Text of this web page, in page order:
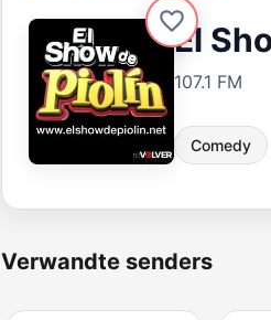
El
107.1 FM
Comedy
Verwandte senders